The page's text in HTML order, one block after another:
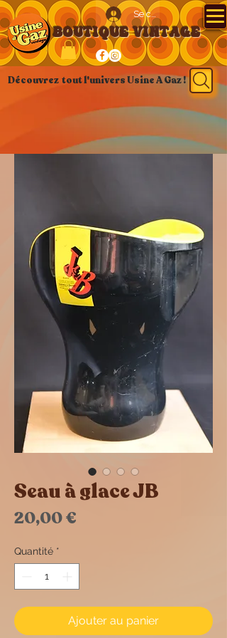
Se connecter
BOUTIQUE VINTAGE
Découvrez tout l'univers Usine A Gaz !
Seau à glace JB
20,00 €
Quantité *
Ajouter au panier